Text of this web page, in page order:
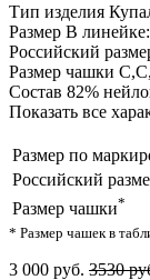
Тип изделия
Размер В
Российский
Размер чашки
Состав 82%
Показать все
Размер по
Российский
Размер чашки*
* Размер чашек в
3 000 руб. 3530